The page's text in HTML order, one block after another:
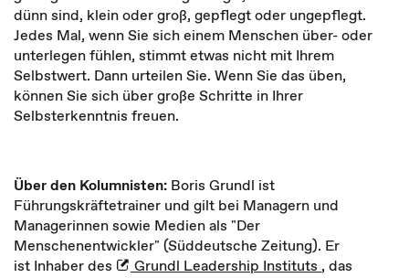
dünn sind, klein oder groß, gepflegt oder ungepflegt.
Jedes Mal, wenn Sie sich einem Menschen über- oder
unterlegen fühlen, stimmt etwas nicht mit Ihrem
Selbstwert. Dann urteilen Sie. Wenn Sie das üben,
können Sie sich über große Schritte in Ihrer
Selbsterkenntnis freuen.
Über den Kolumnisten: Boris Grundl ist
Führungskräftetrainer und gilt bei Managern und
Managerinnen sowie Medien als "Der
Menschenentwickler" (Süddeutsche Zeitung). Er
ist Inhaber des
Grundl Leadership Instituts , das